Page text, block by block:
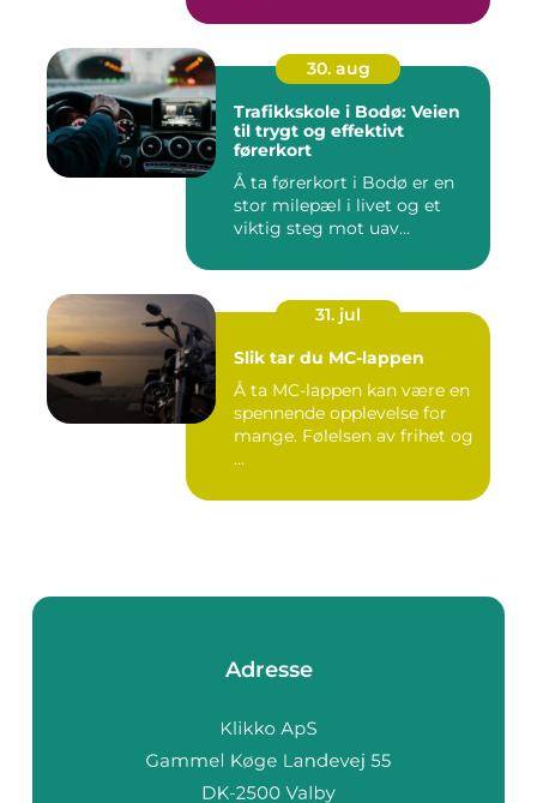
30. aug
Trafikkskole i Bodø: Veien
til trygt og effektivt
førerkort
Å ta førerkort i Bodø er en
stor milepæl i livet og et
viktig steg mot uav...
31. jul
Slik tar du MC-lappen
Å ta MC-lappen kan være en
spennende opplevelse for
mange. Følelsen av frihet og
...
Adresse